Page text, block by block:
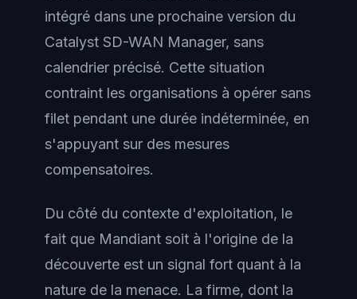
intégré dans une prochaine version du
Catalyst SD-WAN Manager, sans
calendrier précisé. Cette situation
contraint les organisations à opérer sans
filet pendant une durée indéterminée, en
s'appuyant sur des mesures
compensatoires.
Du côté du contexte d'exploitation, le
fait que Mandiant soit à l'origine de la
découverte est un signal fort quant à la
nature de la menace. La firme, dont la